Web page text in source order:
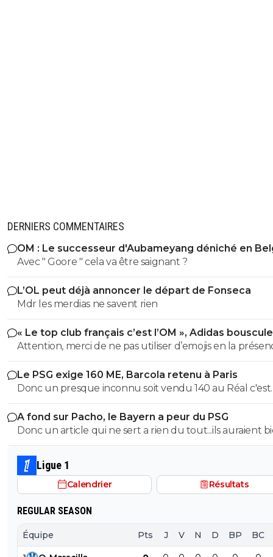
DERNIERS COMMENTAIRES
OM : Le successeur d'Aubameyang déniché en
Avec " Goore " cela va être saignant ?
L’OL peut déjà annoncer le départ de Fonseca
Mdr les merdias ne savent rien
« Le top club français c’est l’OM », Adidas
PSG
Attention, merci de ne pas utiliser d’emojis en la
Raymond Q qui a un traumatisme de l enfance lié à ces
derniers; pour le soutenir, vous pouvez adhérer à son
association se prétendant faire partie d’une « élite »
se refusant catégoriquement l utilisation d emojis bien
populaire à son goût et surtout incompréhensible
gros globes oculaires de sardine. Cordialement.
Le PSG exige 160 ME, Barcola retenu à Paris
Donc un presque inconnu soit vendu 140 au Réal c'est
normal et un double détenteur de la LDC soit à un
faiblard normal ?? Messieurs les anglais allez vous faire
A fond sur Pacho, le Bayern a peur du PSG
Donc un article qui ne sert a rien du tout...ils auraient
voulu mais finalement non...je peux en écrire 200 des
comme ca !
Ligue 1
Calendrier Résultats
REGULAR SEASON
Équipe Pts J V N D BP BC